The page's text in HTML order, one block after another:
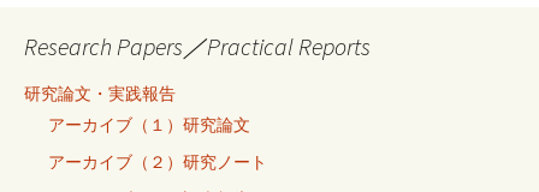
Research Papers／Practical Reports
研究論文・実践報告
アーカイブ（１）研究論文
アーカイブ（２）研究ノート